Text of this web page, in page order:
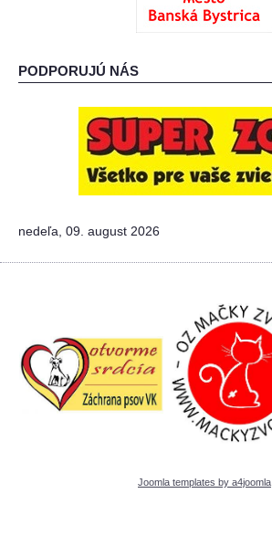
PODPORUJÚ NÁS
nedeľa, 09. august 2026
Joomla templates by a4joomla